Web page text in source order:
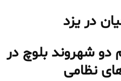
در یزد
شهروند بلوچ در
نظامی